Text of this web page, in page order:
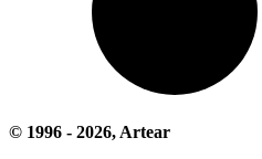
© 1996 - 2026, Artear